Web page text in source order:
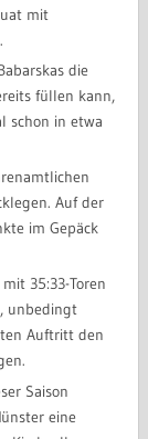
mit
die
füllen kann,
schon in etwa
Auf der
im Gepäck
35:33-Toren
unbedingt
Auftritt den
Saison
eine